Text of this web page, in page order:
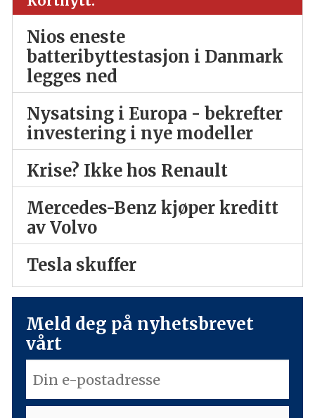
Nios eneste
batteribyttestasjon i Danmark
legges ned
Nysatsing i Europa - bekrefter
investering i nye modeller
Krise? Ikke hos Renault
Mercedes-Benz kjøper kreditt
av Volvo
Tesla skuffer
Meld deg på nyhetsbrevet
vårt